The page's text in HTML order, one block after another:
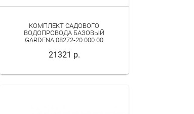
КОМПЛЕКТ САДОВОГО
ВОДОПРОВОДА БАЗОВЫЙ
GARDENA 08272-20.000.00
21321 р.